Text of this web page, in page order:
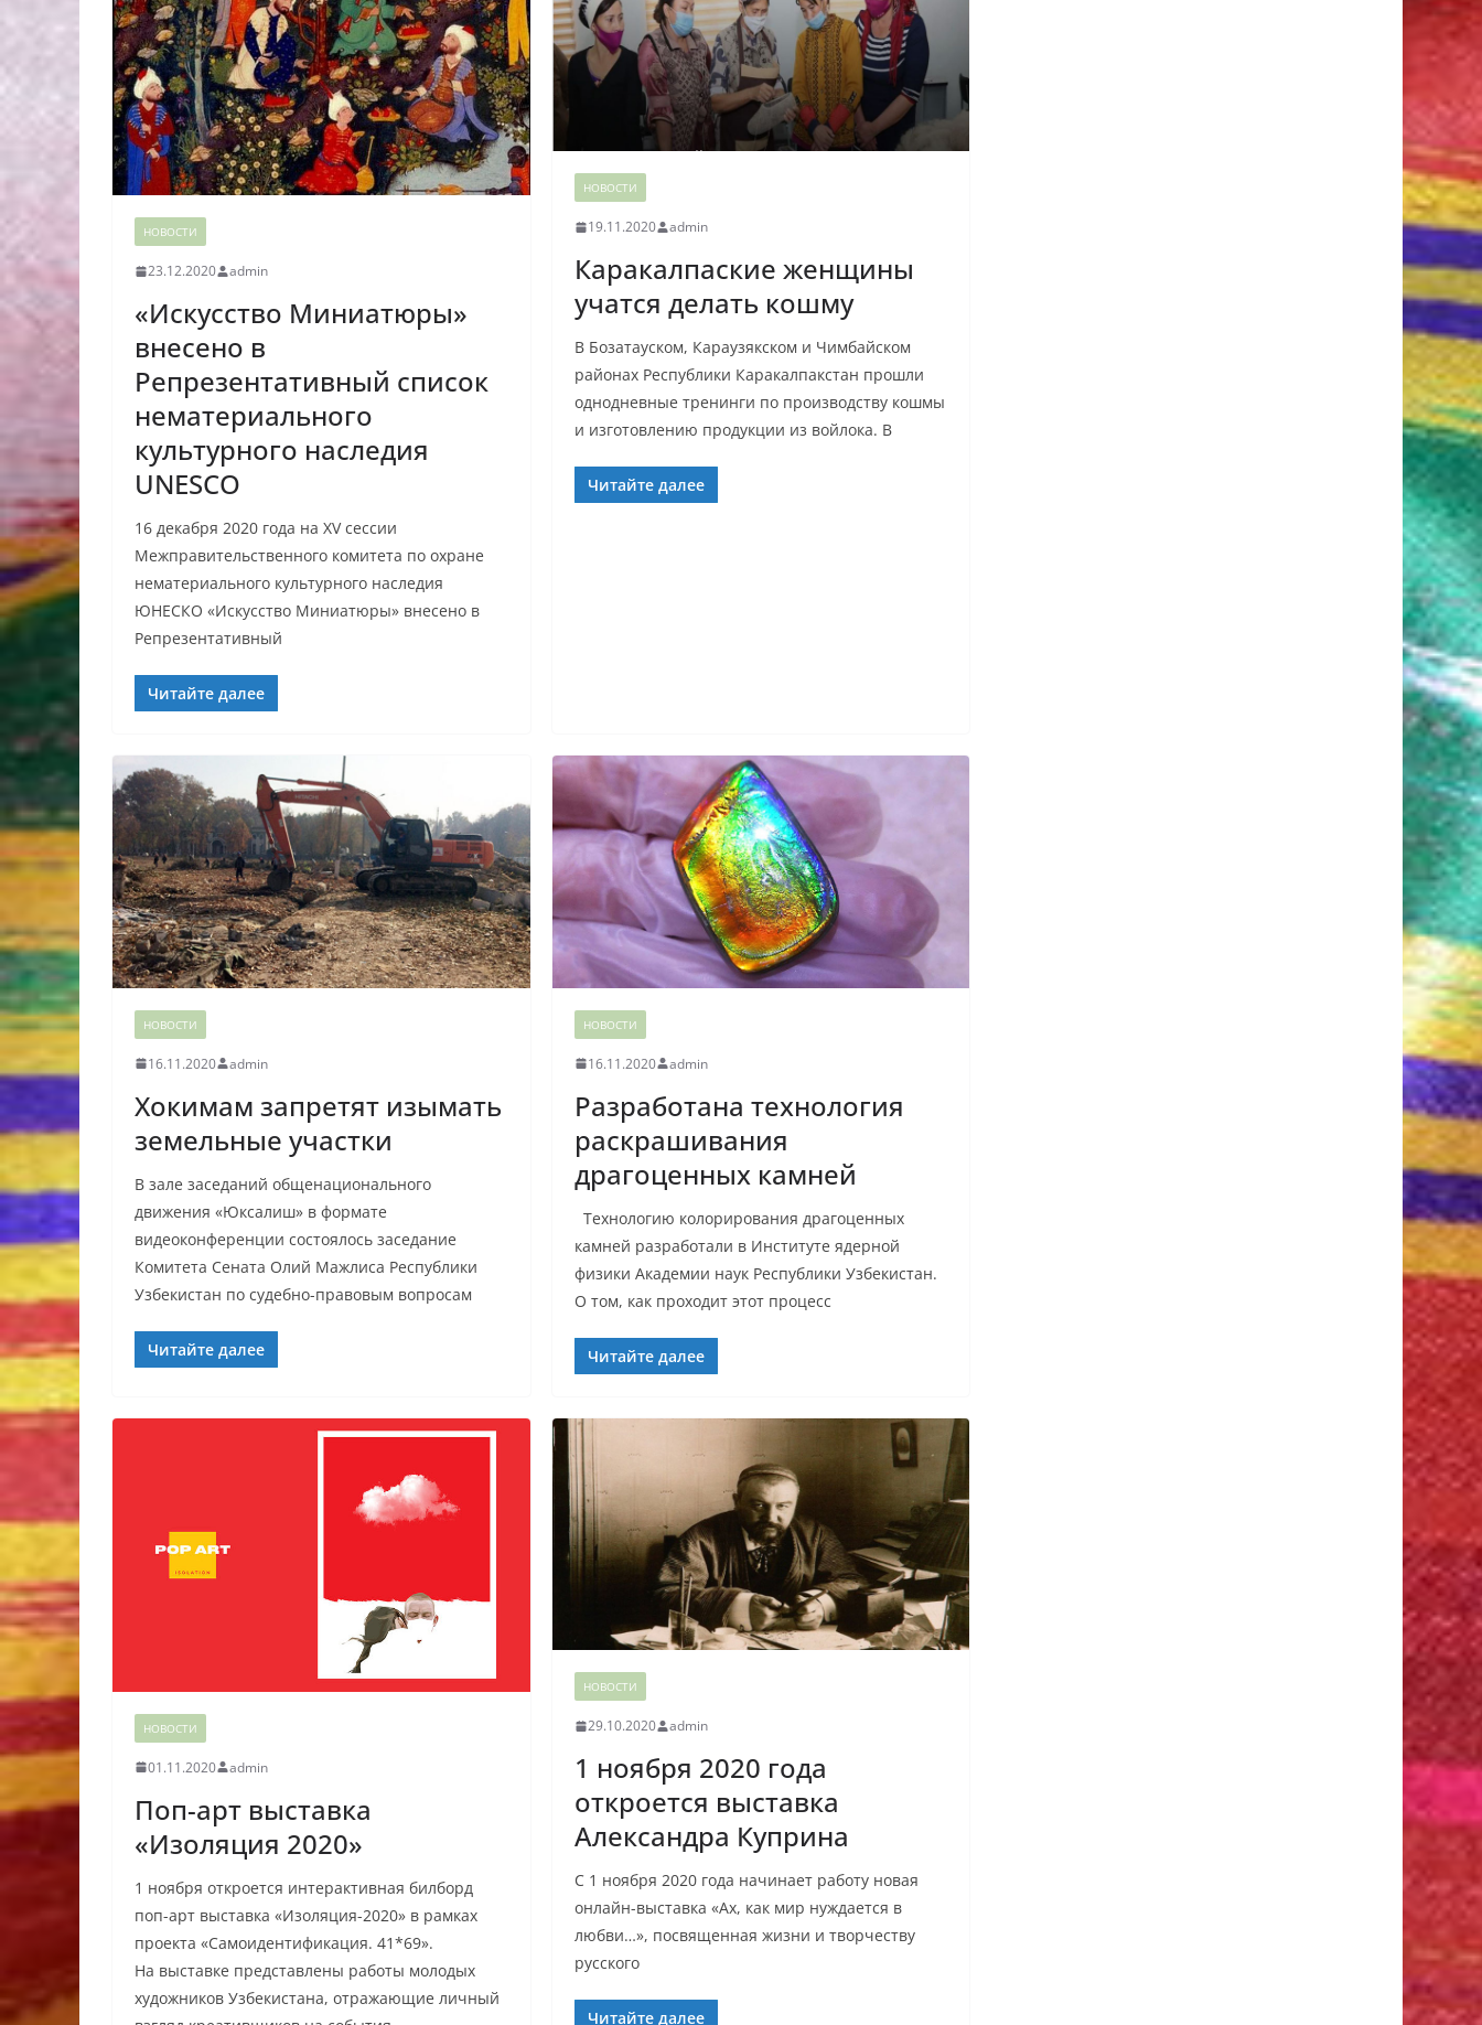
НОВОСТИ
23.12.2020 admin
«Искусство Миниатюры»
внесено в
Репрезентативный список
нематериального
культурного наследия
UNESCO
16 декабря 2020 года на XV сессии
Межправительственного комитета по охране
нематериального культурного наследия
ЮНЕСКО «Искусство Миниатюры» внесено в
Репрезентативный
Читайте далее
НОВОСТИ
19.11.2020 admin
Каракалпаские женщины
учатся делать кошму
В Бозатауском, Караузякском и Чимбайском
районах Республики Каракалпакстан прошли
однодневные тренинги по производству кошмы
и изготовлению продукции из войлока. В
Читайте далее
НОВОСТИ
16.11.2020 admin
Хокимам запретят изымать
земельные участки
В зале заседаний общенационального
движения «Юксалиш» в формате
видеоконференции состоялось заседание
Комитета Сената Олий Мажлиса Республики
Узбекистан по судебно-правовым вопросам
Читайте далее
НОВОСТИ
16.11.2020 admin
Разработана технология
раскрашивания
драгоценных камней
Технологию колорирования драгоценных
камней разработали в Институте ядерной
физики Академии наук Республики Узбекистан.
О том, как проходит этот процесс
Читайте далее
НОВОСТИ
01.11.2020 admin
Поп-арт выставка
«Изоляция 2020»
1 ноября откроется интерактивная билборд
поп-арт выставка «Изоляция-2020» в рамках
проекта «Самоидентификация. 41*69».
На выставке представлены работы молодых
художников Узбекистана, отражающие личный
НОВОСТИ
29.10.2020 admin
1 ноября 2020 года
откроется выставка
Александра Куприна
С 1 ноября 2020 года начинает работу новая
онлайн-выставка «Ах, как мир нуждается в
любви…», посвященная жизни и творчеству
русского
Читайте далее